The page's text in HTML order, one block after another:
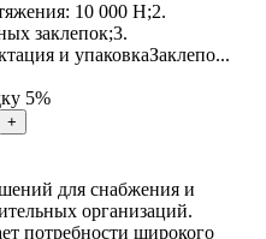
10 000 Н;2.
заклепок;3.
и упаковкаЗаклепо...
5%
+
для снабжения и
организаций.
потребности широкого